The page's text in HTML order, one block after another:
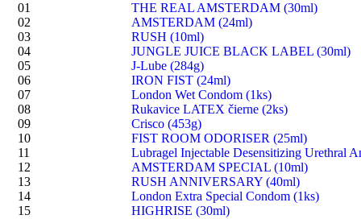
01
THE REAL AMSTERDAM (30ml)
02
AMSTERDAM (24ml)
03
RUSH (10ml)
04
JUNGLE JUICE BLACK LABEL (30ml)
05
J-Lube (284g)
06
IRON FIST (24ml)
07
London Wet Condom (1ks)
08
Rukavice LATEX čierne (2ks)
09
Crisco (453g)
10
FIST ROOM ODORISER (25ml)
11
Lubragel Injectable Desensitizing Urethral
12
AMSTERDAM SPECIAL (10ml)
13
RUSH ANNIVERSARY (40ml)
14
London Extra Special Condom (1ks)
15
HIGHRISE (30ml)